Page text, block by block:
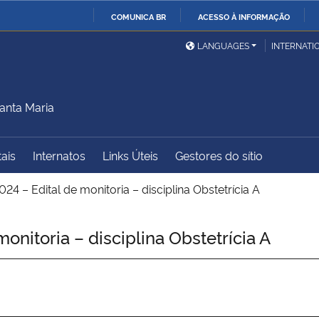
COMUNICA BR ACESSO À INFORMAÇÃO
Ministério da Defesa
Ministério das Relações
Exteriores
Ministério do
Desenvolvimento Regional
Controladoria-Geral da
União
Advocacia-Geral da União Banco Central do Brasil
LANGUAGES
Maria
Internatos Links Úteis Gestores do sítio
– Edital de monitoria – disciplina Obstetrícia A
– disciplina Obstetrícia A